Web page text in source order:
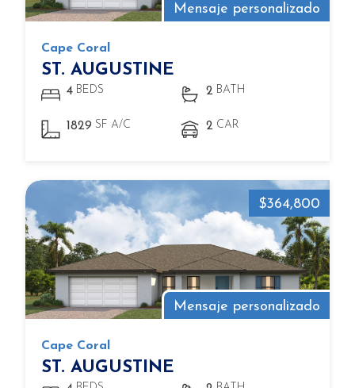
Mensaje personalizado
Cape Coral
ST. AUGUSTINE
4 BEDS 2 BATH
1829 SF A/C 2 CAR
Mensaje personalizado
$364,800
Cape Coral
ST. AUGUSTINE